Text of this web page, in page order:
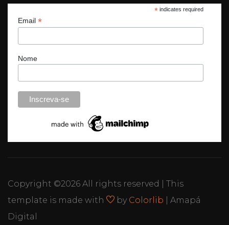
*indicates required
Email *
Nome
Copyright ©2026 All rights reserved | This
template is made with
by Colorlib | Amapá
Digital